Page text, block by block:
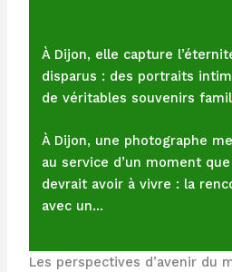
À Dijon, elle capture
disparus : des portraits
de véritables souvenirs
À Dijon, une photographe
au service d’un moment
devrait avoir à vivre : la
avec un…
Les perspectives d’avenir du